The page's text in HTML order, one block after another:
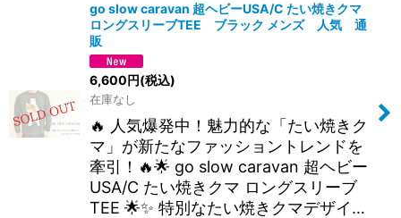
go slow caravan 超ヘビーUSA/C たい焼きクマ
ロングスリーブTEE ブラック メンズ 人気 通
販
6,600円(税込)
在庫なし
🔥 人気爆発中！魅力的な「たい焼きク
マ」が新たなファッショントレンドを
牽引！🔥🌟 go slow caravan 超ヘビー
USA/C たい焼きクマ ロングスリーブ
TEE 🌟✨ 特別なたい焼きクマデザイ…